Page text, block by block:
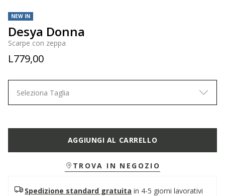
NEW IN
Desya Donna
Scarpe con zeppa
L779,00
Seleziona Taglia
AGGIUNGI AL CARRELLO
TROVA IN NEGOZIO
Spedizione standard gratuita in 4-5 giorni lavorativi